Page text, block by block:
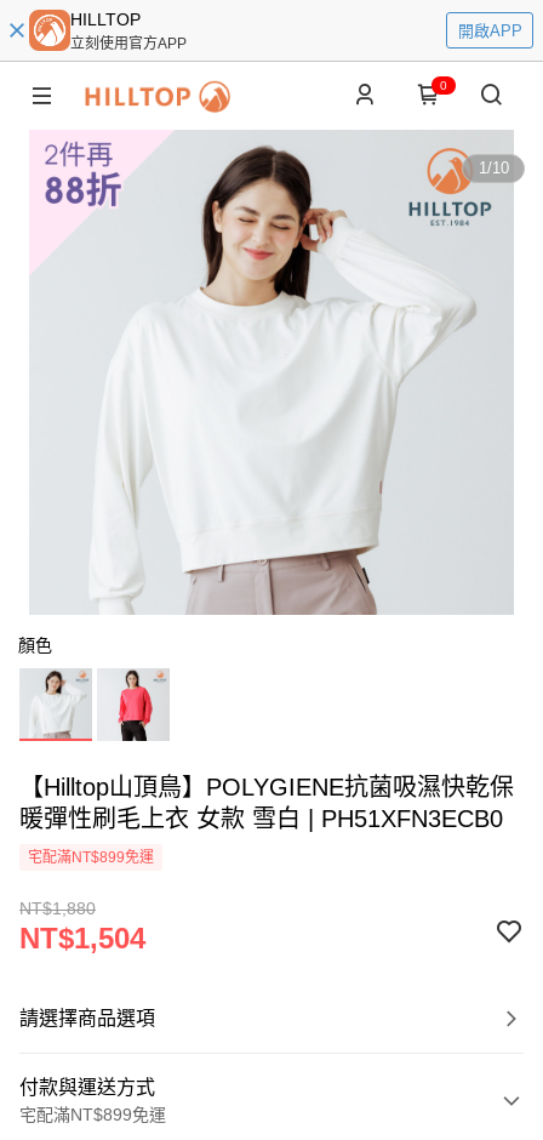
HILLTOP
立刻使用官方APP
開啟APP
0
1/10
顏色
【Hilltop山頂鳥】POLYGIENE抗菌吸濕快乾保
暖彈性刷毛上衣 女款 雪白 | PH51XFN3ECB0
宅配滿NT$899免運
NT$1,880
NT$1,504
請選擇商品選項
付款與運送方式
宅配滿NT$899免運